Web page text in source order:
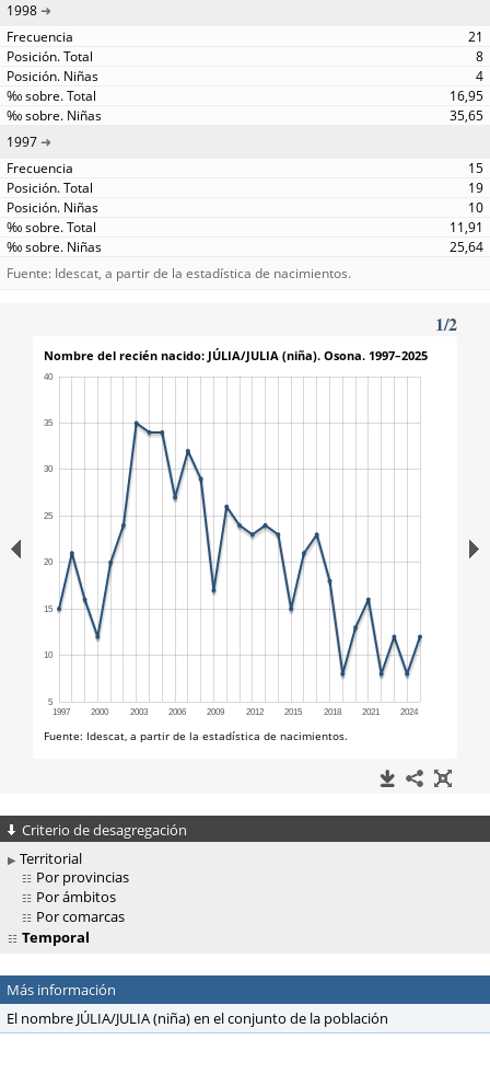
1998
21
8
4
16,95
35,65
1997
15
19
10
11,91
25,64
Fuente: Idescat, a partir de la estadística de nacimientos.
Criterio de desagregación
Territorial
Por provincias
Por ámbitos
Por comarcas
Temporal
Más información
El nombre JÚLIA/JULIA (niña) en el conjunto de la población